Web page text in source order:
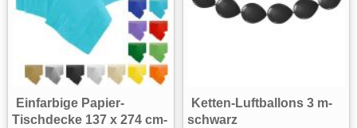
Einfarbige Papier-
Tischdecke 137 x 274 cm-
Ketten-Luftballons 3 m-
schwarz